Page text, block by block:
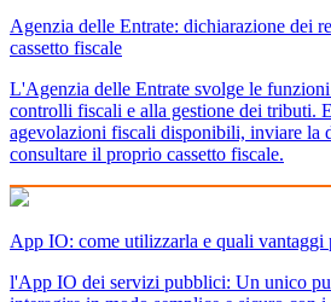
Agenzia delle Entrate: dichiarazione dei
cassetto fiscale
L'Agenzia delle Entrate svolge le
controlli fiscali e alla gestione dei tributi.
agevolazioni fiscali disponibili, inviare la
consultare il proprio cassetto fiscale.
App IO: come utilizzarla e quali vantaggi
l'App IO dei servizi pubblici: Un unico